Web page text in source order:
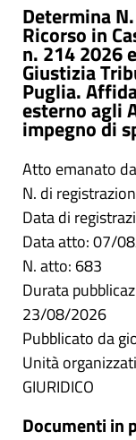
Determina
Ricorso in
n. 214 2026
Giustizia
Puglia.
esterno agli
impegno di
Atto emanato
N. di
Data di
Data atto: 07/
N. atto: 683
Durata
23/08/2026
Pubblicato da
Unità
GIURIDICO
Documenti in